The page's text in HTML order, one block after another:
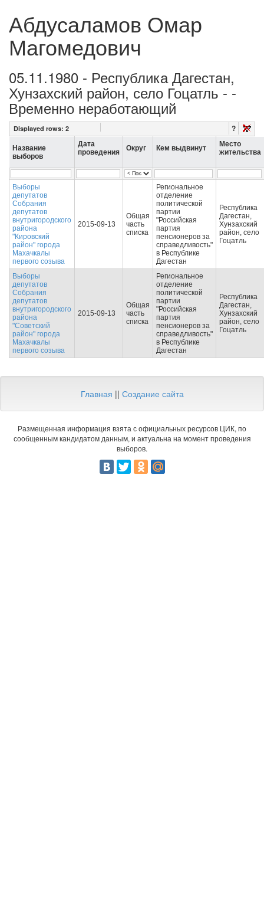
Абдусаламов Омар
Магомедович
05.11.1980 - Республика Дагестан,
Хунзахский район, село Гоцатль - -
Временно неработающий
Displayed rows: 2 ?
Название
выборов
Дата
проведения
Округ Кем выдвинут
Место
жительства
Выборы
депутатов
Собрания
депутатов
внутригородского
района
"Кировский
район" города
Махачкалы
первого созыва
2015-09-13
Общая
часть
списка
Региональное
отделение
политической
партии
"Российская
партия
пенсионеров за
справедливость"
в Республике
Дагестан
Республика
Дагестан,
Хунзахский
район, село
Гоцатль
Выборы
депутатов
Собрания
депутатов
внутригородского
района
"Советский
район" города
Махачкалы
первого созыва
2015-09-13
Общая
часть
списка
Региональное
отделение
политической
партии
"Российская
партия
пенсионеров за
справедливость"
в Республике
Дагестан
Республика
Дагестан,
Хунзахский
район, село
Гоцатль
Главная || Создание сайта
Размещенная информация взята с официальных ресурсов ЦИК, по
сообщенным кандидатом данным, и актуальна на момент проведения
выборов.